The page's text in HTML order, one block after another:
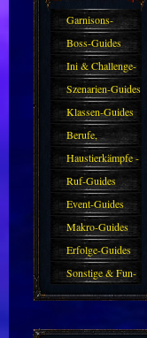
Garnisons-
Guides
Boss-Guides
Ini & Challenge-
Guides
Szenarien-Guides
Klassen-Guides
Berufe,
Farmkarten und
Haustiere
Haustierkämpfe -
Guide
Ruf-Guides
Event-Guides
Makro-Guides
Erfolge-Guides
Sonstige & Fun-
Guides